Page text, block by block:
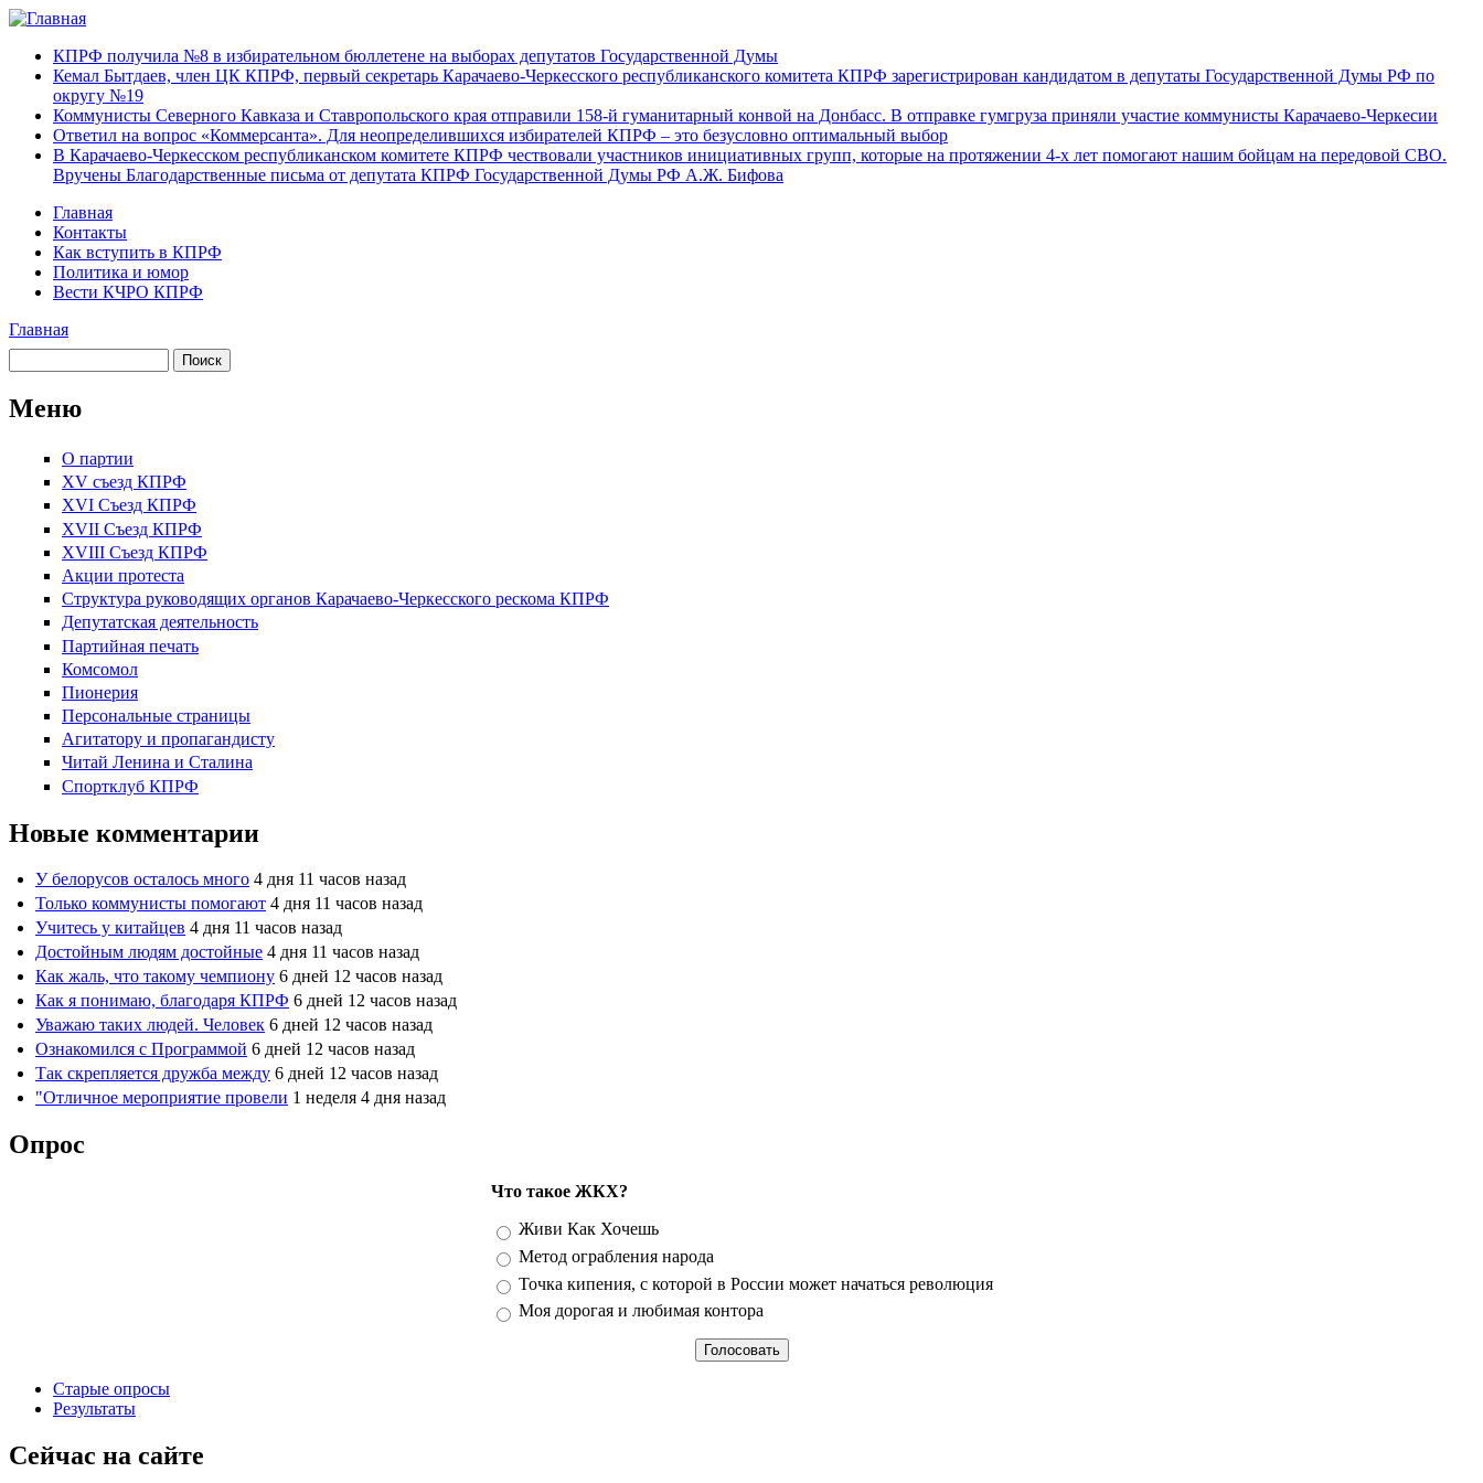
Перейти к основному содержанию
Черкесское
республиканское
отделение
Коммунистической
партии Российской
Федерации
аргументы,
факты
КПРФ получила №8 в избирательном бюллетене на выборах депутатов Государственной Думы
Кемал Бытдаев, член ЦК КПРФ, первый секретарь Карачаево-Черкесского республиканского комитета КПРФ зарегистрирован кандидатом в депутаты Государственной Думы РФ по
округу №19
Коммунисты Северного Кавказа и Ставропольского края отправили 158-й гуманитарный конвой на Донбасс. В отправке гумгруза приняли участие коммунисты Карачаево-Черкесии
Ответил на вопрос «Коммерсанта». Для неопределившихся избирателей КПРФ – это безусловно оптимальный выбор
В Карачаево-Черкесском республиканском комитете КПРФ чествовали участников инициативных групп, которые на протяжении 4-х лет помогают нашим бойцам на передовой СВО.
Вручены Благодарственные письма от депутата КПРФ Государственной Думы РФ А.Ж. Бифова
Главное меню
Главная
Контакты
Как вступить в КПРФ
Политика и юмор
Вести КЧРО КПРФ
Вы здесь
Главная
Меню
О партии
XV съезд КПРФ
XVI Съезд КПРФ
XVII Cъезд КПРФ
XVIII Cъезд КПРФ
Акции протеста
Структура руководящих органов Карачаево-Черкесского рескома КПРФ
Депутатская деятельность
Партийная печать
Комсомол
Пионерия
Персональные страницы
Агитатору и пропагандисту
Читай Ленина и Сталина
Спортклуб КПРФ
Новые комментарии
У белорусов осталось много 4 дня 11 часов назад
Только коммунисты помогают 4 дня 11 часов назад
Учитесь у китайцев 4 дня 11 часов назад
Достойным людям достойные 4 дня 11 часов назад
Как жаль, что такому чемпиону 6 дней 12 часов назад
Как я понимаю, благодаря КПРФ 6 дней 12 часов назад
Уважаю таких людей. Человек 6 дней 12 часов назад
Ознакомился с Программой 6 дней 12 часов назад
Так скрепляется дружба между 6 дней 12 часов назад
"Отличное мероприятие провели 1 неделя 4 дня назад
Опрос
Что такое ЖКХ?
Варианты
Живи Как Хочешь
Метод ограбления народа
Точка кипения, с которой в России может начаться революция
Моя дорогая и любимая контора
Старые опросы
Результаты
Сейчас на сайте